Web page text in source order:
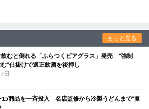
もっと見る
飲むと倒れる「ふらつくビアグラス」発売 “強制
”仕掛けで適正飲酒を後押し
日
15商品を一斉投入 名店監修から冷製うどんまで“夏